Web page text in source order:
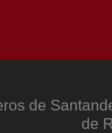
de
de